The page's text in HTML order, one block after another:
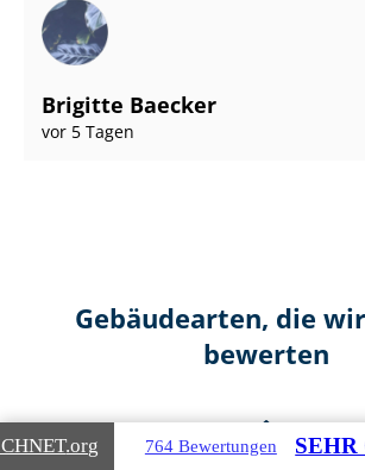
Brigitte Baecker
vor 5 Tagen
Gebäudearten, die
bewerten
.org 764 Bewertungen SEHR